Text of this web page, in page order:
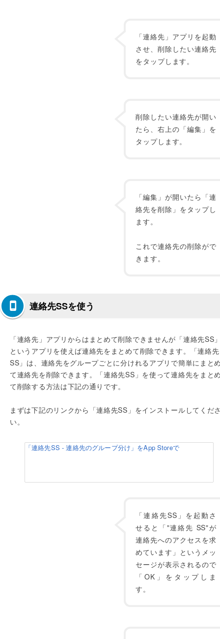
「連絡先」アプリを起動
させ、削除したい連絡先
をタップします。
削除したい連絡先が開い
たら、右上の「編集」を
タップします。
「編集」が開いたら「連
絡先を削除」をタップし
ます。
これで連絡先の削除がで
きます。
連絡先SSを使う
「連絡先」アプリからはまとめて削除できませんが「連絡先SS
というアプリを使えば連絡先をまとめて削除できます。「連絡先
SS」は、連絡先をグループごとに分けれるアプリで簡単にまと
て連絡先を削除できます。「連絡先SS」を使って連絡先をまと
て削除する方法は下記の通りです。
まずは下記のリンクから「連絡先SS」をインストールしてくだ
い。
‎「連絡先SS - 連絡先のグループ分け」をApp Storeで
「連絡先SS」を起動さ
せると「"連絡先 SS"が
連絡先へのアクセスを求
めています」というメッ
セージが表示されるので
「OK」をタップしま
す。